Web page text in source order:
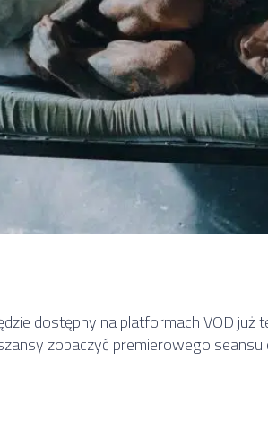
dostępny na platformach VOD już
zobaczyć premierowego